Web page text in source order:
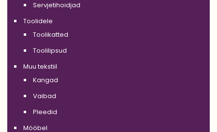
Servjetihoidjad
Toolidele
Toolikatted
Toolilipsud
Muu tekstiil
Kangad
Vaibad
Pleedid
Mööbel